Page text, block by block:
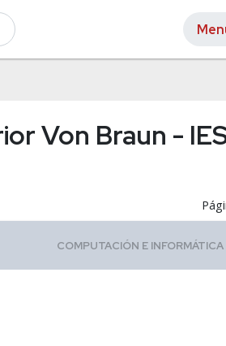
Von Braun -